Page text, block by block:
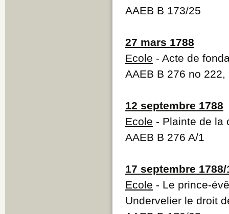
AAEB B 173/25
27 mars 1788
Ecole - Acte de
AAEB B 276 no
12 septembre 1788
Ecole - Plainte de la
AAEB B 276 A/1
17 septembre
Ecole - Le prince-
Undervelier le droit